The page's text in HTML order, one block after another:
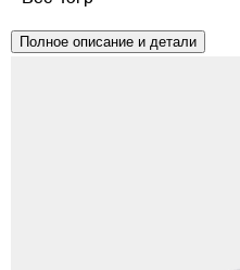
Полное описание и детали